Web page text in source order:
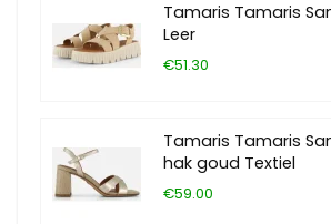
Tamaris Tamaris
Leer
€51.30
Tamaris Tamaris
hak goud Textiel
€59.00